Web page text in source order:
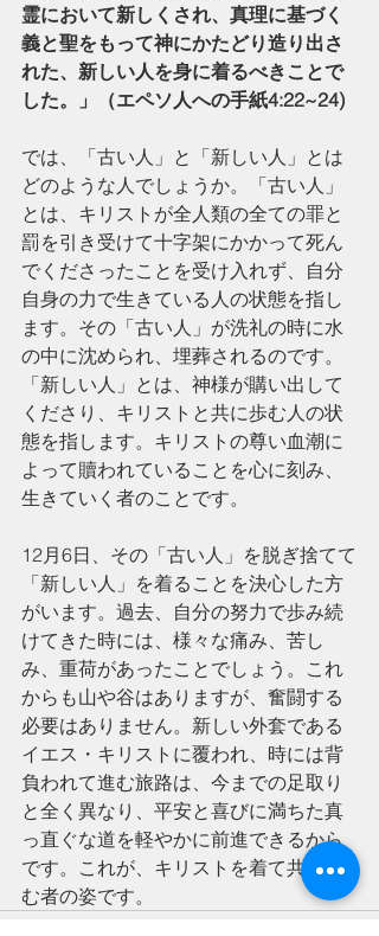
霊において新しくされ、真理に基づく
義と聖をもって神にかたどり造り出さ
れた、新しい人を身に着るべきことで
した。」（エペソ人への手紙4:22~24)
では、「古い人」と「新しい人」とは
どのような人でしょうか。「古い人」
とは、キリストが全人類の全ての罪と
罰を引き受けて十字架にかかって死ん
でくださったことを受け入れず、自分
自身の力で生きている人の状態を指し
ます。その「古い人」が洗礼の時に水
の中に沈められ、埋葬されるのです。
「新しい人」とは、神様が購い出して
くださり、キリストと共に歩む人の状
態を指します。キリストの尊い血潮に
よって贖われていることを心に刻み、
生きていく者のことです。
12月6日、その「古い人」を脱ぎ捨てて
「新しい人」を着ることを決心した方
がいます。過去、自分の努力で歩み続
けてきた時には、様々な痛み、苦し
み、重荷があったことでしょう。これ
からも山や谷はありますが、奮闘する
必要はありません。新しい外套である
イエス・キリストに覆われ、時には背
負われて進む旅路は、今までの足取り
と全く異なり、平安と喜びに満ちた真
っ直ぐな道を軽やかに前進できるから
です。これが、キリストを着て共に歩
む者の姿です。